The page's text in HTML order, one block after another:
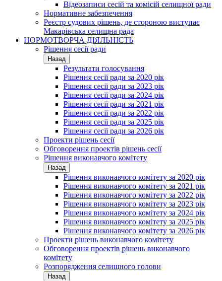
Відеозаписи сесій та комісій селищної ради
Нормативне забезпечення
Реєстр судових рішень, де стороною виступає
Макарівська селищна рада
НОРМОТВОРЧА ДІЯЛЬНІСТЬ
Рішення сесії ради
Назад
Результати голосування
Рішення сесії ради за 2020 рік
Рішення сесії ради за 2023 рік
Рішення сесії ради за 2024 рік
Рішення сесії ради за 2021 рік
Рішення сесії ради за 2022 рік
Рішення сесії ради за 2025 рік
Рішення сесії ради за 2026 рік
Проекти рішень сесії
Обговорення проектів рішень сесії
Рішення виконавчого комітету
Назад
Рішення виконавчого комітету за 2020 рік
Рішення виконавчого комітету за 2021 рік
Рішення виконавчого комітету за 2022 рік
Рішення виконавчого комітету за 2023 рік
Рішення виконавчого комітету за 2024 рік
Рішення виконавчого комітету за 2025 рік
Рішення виконавчого комітету за 2026 рік
Проекти рішень виконавчого комітету
Обговорення проектів рішень виконавчого
комітету
Розпорядження селищного голови
Назад